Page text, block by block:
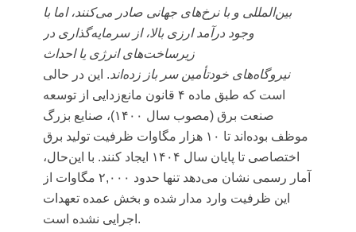
بین‌المللی و با نرخ‌های جهانی صادر می‌کنند، اما با
وجود درآمد ارزی بالا، از سرمایه‌گذاری در
زیرساخت‌های انرژی یا احداث
نیروگاه‌های خودتأمین سر باز زده‌اند. این در حالی
است که طبق ماده ۴ قانون مانع‌زدایی از توسعه
صنعت برق (مصوب سال ۱۴۰۰)، صنایع بزرگ
موظف بوده‌اند تا ۱۰ هزار مگاوات ظرفیت تولید برق
اختصاصی تا پایان سال ۱۴۰۴ ایجاد کنند. با این‌حال،
آمار رسمی نشان می‌دهد تنها حدود ۲,۰۰۰ مگاوات از
این ظرفیت وارد مدار شده و بخش عمده تعهدات
اجرایی نشده است.